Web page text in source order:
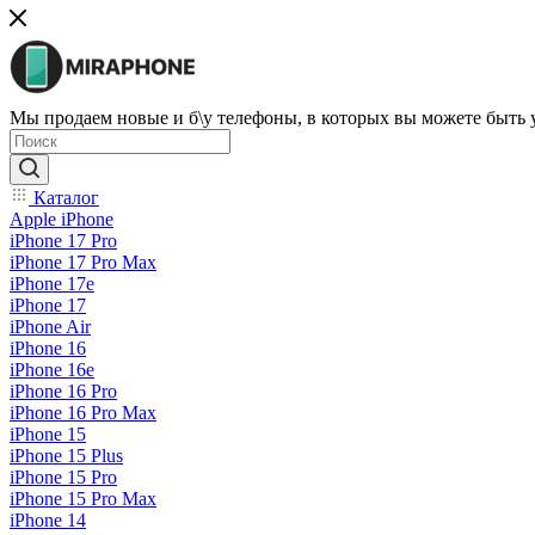
Мы продаем новые и б\у телефоны, в которых вы можете быть
Каталог
Apple iPhone
iPhone 17 Pro
iPhone 17 Pro Max
iPhone 17e
iPhone 17
iPhone Air
iPhone 16
iPhone 16e
iPhone 16 Pro
iPhone 16 Pro Max
iPhone 15
iPhone 15 Plus
iPhone 15 Pro
iPhone 15 Pro Max
iPhone 14